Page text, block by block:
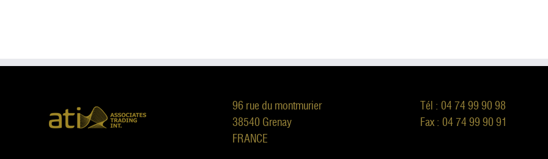
96 rue du montmurier
38540 Grenay
FRANCE
Tél : 04 74 99 90 98
Fax : 04 74 99 90 91